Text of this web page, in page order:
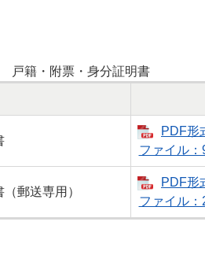
戸籍・附票・身分証明書
PDF形
ファイル：
郵送専用）
PDF形
ファイル：